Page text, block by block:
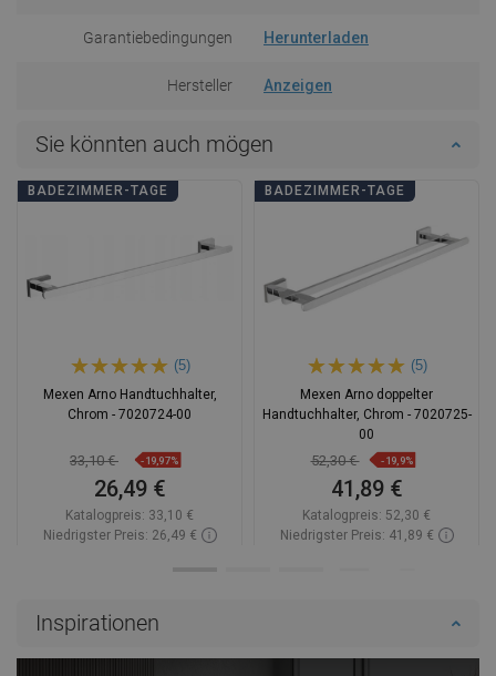
Garantiebedingungen Herunterladen
Hersteller Anzeigen
Sie könnten auch mögen
BADEZIMMER-TAGE
(5)
Mexen Arno Handtuchhalter,
Chrom - 7020724-00
33,10 € -19,97%
26,49 €
Katalogpreis: 33,10 €
Niedrigster Preis: 26,49 €
BADEZIMMER-TAGE
(5)
Mexen Arno doppelter
Handtuchhalter, Chrom - 7020725-
00
52,30 € -19,9%
41,89 €
Katalogpreis: 52,30 €
Niedrigster Preis: 41,89 €
Inspirationen